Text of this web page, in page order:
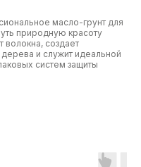
масло-грунт для
природную красоту
волокна, создает
и служит идеальной
систем защиты